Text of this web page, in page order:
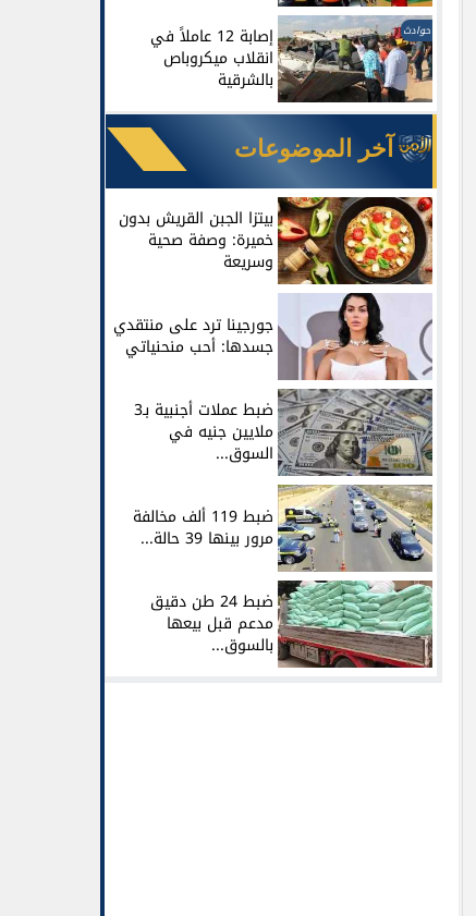
حوادث إصابة 12 عاملاً في
انقلاب ميكروباص
بالشرقية
آخر الموضوعات
بيتزا الجبن القريش بدون
خميرة: وصفة صحية
وسريعة
جورجينا ترد على منتقدي
جسدها: أحب منحنياتي
ضبط عملات أجنبية بـ3
ملايين جنيه في
السوق...
ضبط 119 ألف مخالفة
مرور بينها 39 حالة...
ضبط 24 طن دقيق
مدعم قبل بيعها
بالسوق...